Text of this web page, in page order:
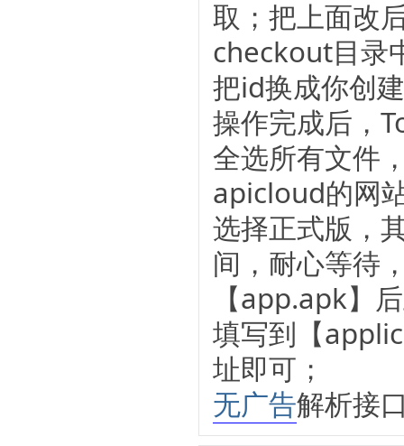
取；把上面改
checkout目录
把id换成你创
操作完成后，
全选所有文件
apicloud的网
选择正式版，
间，耐心等待
【app.apk】
填写到【
址即可；
无广告解析接